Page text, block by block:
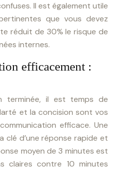
Il est également utile
que vous devez
réduit de 30% le risque de
internes.
efficacement :
terminée, il est temps de
et la concision sont vos
efficace. Une
clé d’une réponse rapide et
moyen de 3 minutes est
claires contre 10 minutes